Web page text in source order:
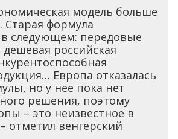
модель больше
Старая формула
в следующем: передовые
дешевая российская
Европа отказалась
но у нее пока нет
решения, поэтому
– это неизвестное в
отметил венгерский